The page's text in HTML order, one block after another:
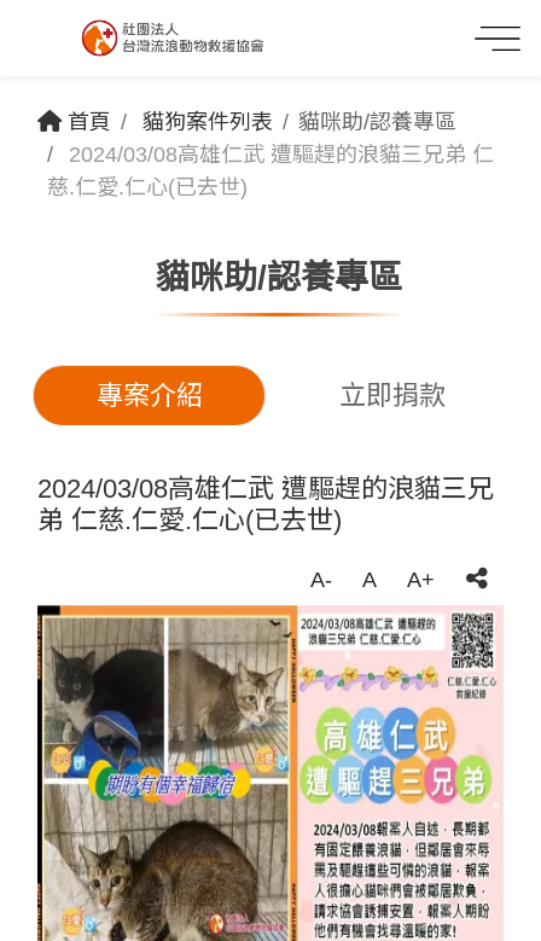
首頁 貓狗案件列表
貓咪助/認養專區
2024/03/08高雄仁武 遭驅趕的浪貓三兄弟 仁
慈.仁愛.仁心(已去世)
貓咪助/認養專區
專案介紹 立即捐款
2024/03/08高雄仁武 遭驅趕的浪貓三兄
弟 仁慈.仁愛.仁心(已去世)
A- A A+